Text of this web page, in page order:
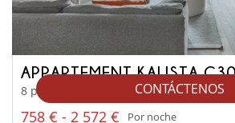
CONTÁCTENOS
APPARTEMENT KALISTA
8 personas • 4 dormitorios • 4 baños
758 € - 2 572 € Por noche